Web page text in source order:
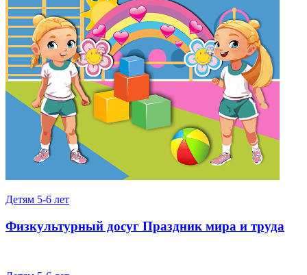
Детям 5-6 лет
Физкультурный досуг Праздник мира и труда